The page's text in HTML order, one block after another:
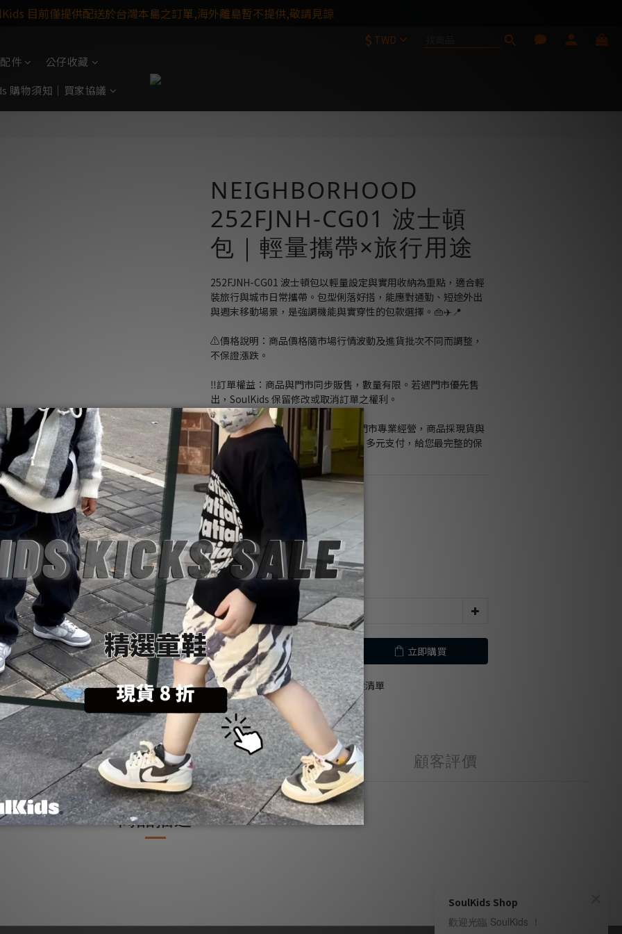
$ TWD
件
公仔收藏
購物須知｜買家協議
NEIGHBORHOOD
252FJNH-CG01 波士頓
包｜輕量攜帶×旅行用途
252FJNH-CG01 波士頓包以輕量設定與實用收納為重點，適合輕
裝旅行與城市日常攜帶。包型俐落好搭，能應對通勤、短途外出
與週末移動場景，是強調機能與實穿性的包款選擇。👜✈️📍
⚠️價格說明：商品價格隨市場行情波動及進貨批次不同而調整，
不保證漲跌。
‼️訂單權益：商品與門市同步販售，數量有限。若遇門市優先售
出，SoulKids 保留修改或取消訂單之權利。
🏛️專業保障：SoulKids官網與桃園門市專業經營，商品採現貨與
預購併行。正品管道、隨貨附發票、多元支付，給您最完整的保
障。
NT$4,880
尺寸: F
F
數量
加入購物車 立即購買
加入追蹤清單
送貨及付款方式 顧客評價
商品描述
立即購買
目前僅提供配送於台灣本島之訂單,海外離島暫不提供,敬請見諒
SoulKids Shop
歡迎光臨 SoulKids ！